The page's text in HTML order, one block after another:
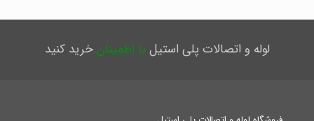
لوله و اتصالات پلی استیل با اطمینانخرید کنید